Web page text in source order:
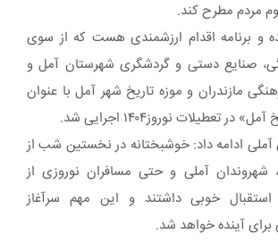
مردم مطرح کند.
و برنامه اقدام ارزشمندی هست که از سوی
صنایع دستی و گردشگری شهرستان آمل و
مازندران و موزه تاریخ شهر آمل با عنوان
تعطیلات نوروز۱۴۰۴ اجرایی شد.
ادامه داد: خوشبختانه در نخستین شب از
شهروندان آملی و حتی مسافران نوروزی از
خوبی داشتند و این مهم سرآغاز
آینده خواهد شد.